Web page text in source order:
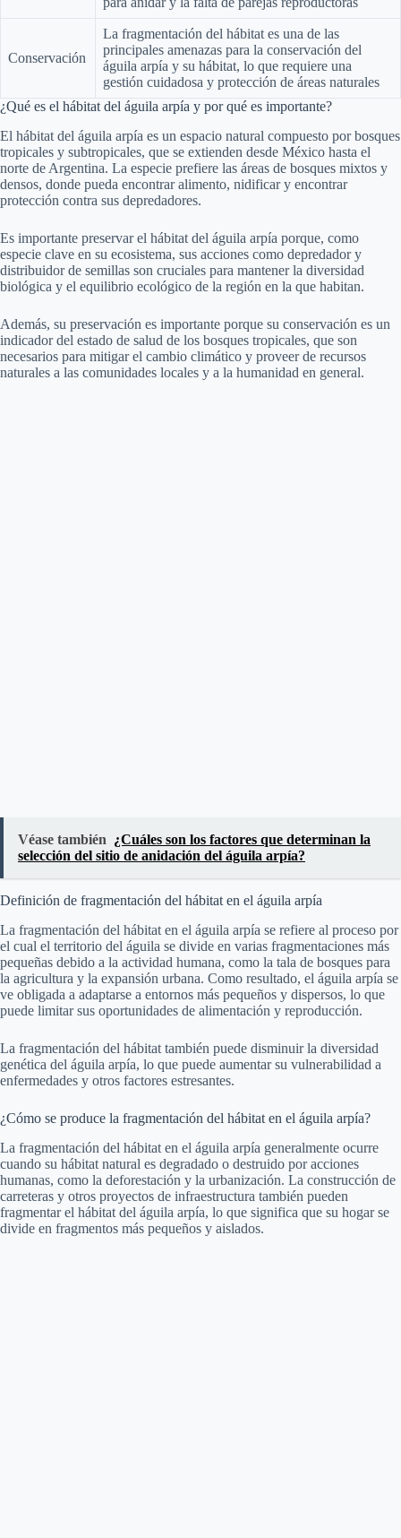
Conservación
La fragmentación del hábitat es una de las
principales amenazas para la conservación del
águila arpía y su hábitat, lo que requiere una
gestión cuidadosa y protección de áreas naturales
¿Qué es el hábitat del águila arpía y por qué es importante?
El hábitat del águila arpía es un espacio natural compuesto por bosques
tropicales y subtropicales, que se extienden desde México hasta el
norte de Argentina. La especie prefiere las áreas de bosques mixtos y
densos, donde pueda encontrar alimento, nidificar y encontrar
protección contra sus depredadores.
Es importante preservar el hábitat del águila arpía porque, como
especie clave en su ecosistema, sus acciones como depredador y
distribuidor de semillas son cruciales para mantener la diversidad
biológica y el equilibrio ecológico de la región en la que habitan.
Además, su preservación es importante porque su conservación es un
indicador del estado de salud de los bosques tropicales, que son
necesarios para mitigar el cambio climático y proveer de recursos
naturales a las comunidades locales y a la humanidad en general.
Véase también ¿Cuáles son los factores que determinan la
selección del sitio de anidación del águila arpía?
Definición de fragmentación del hábitat en el águila arpía
La fragmentación del hábitat en el águila arpía se refiere al proceso por
el cual el territorio del águila se divide en varias fragmentaciones más
pequeñas debido a la actividad humana, como la tala de bosques para
la agricultura y la expansión urbana. Como resultado, el águila arpía se
ve obligada a adaptarse a entornos más pequeños y dispersos, lo que
puede limitar sus oportunidades de alimentación y reproducción.
La fragmentación del hábitat también puede disminuir la diversidad
genética del águila arpía, lo que puede aumentar su vulnerabilidad a
enfermedades y otros factores estresantes.
¿Cómo se produce la fragmentación del hábitat en el águila arpía?
La fragmentación del hábitat en el águila arpía generalmente ocurre
cuando su hábitat natural es degradado o destruido por acciones
humanas, como la deforestación y la urbanización. La construcción de
carreteras y otros proyectos de infraestructura también pueden
fragmentar el hábitat del águila arpía, lo que significa que su hogar se
divide en fragmentos más pequeños y aislados.